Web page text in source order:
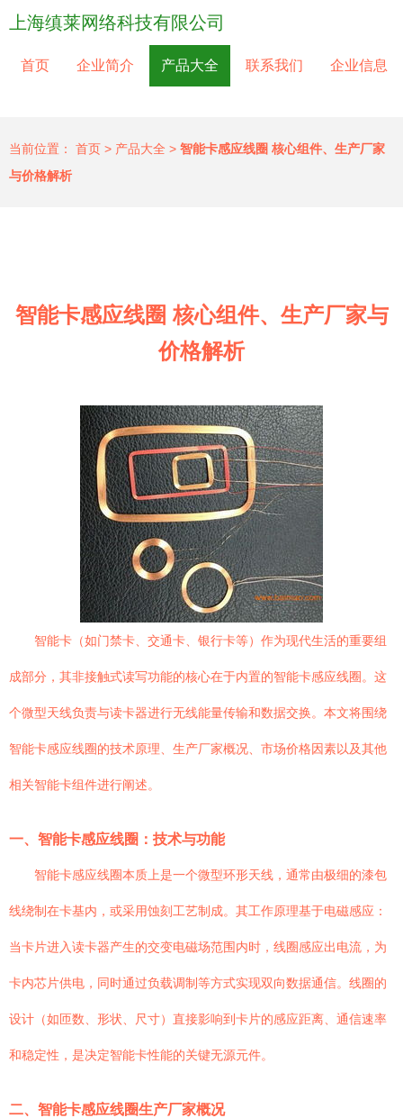
上海缜莱网络科技有限公司
首页 企业简介 产品大全 联系我们 企业信息
当前位置： 首页 > 产品大全 > 智能卡感应线圈 核心组件、生产厂家
与价格解析
智能卡感应线圈 核心组件、生产厂家与
价格解析
智能卡（如门禁卡、交通卡、银行卡等）作为现代生活的重要组
成部分，其非接触式读写功能的核心在于内置的智能卡感应线圈。这
个微型天线负责与读卡器进行无线能量传输和数据交换。本文将围绕
智能卡感应线圈的技术原理、生产厂家概况、市场价格因素以及其他
相关智能卡组件进行阐述。
一、智能卡感应线圈：技术与功能
智能卡感应线圈本质上是一个微型环形天线，通常由极细的漆包
线绕制在卡基内，或采用蚀刻工艺制成。其工作原理基于电磁感应：
当卡片进入读卡器产生的交变电磁场范围内时，线圈感应出电流，为
卡内芯片供电，同时通过负载调制等方式实现双向数据通信。线圈的
设计（如匝数、形状、尺寸）直接影响到卡片的感应距离、通信速率
和稳定性，是决定智能卡性能的关键无源元件。
二、智能卡感应线圈生产厂家概况